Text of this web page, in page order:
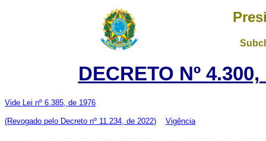
DECRETO Nº
Vide Lei nº 6.385, de 1976
(Revogado pelo Decreto nº 11.234, de 2022) Vigência